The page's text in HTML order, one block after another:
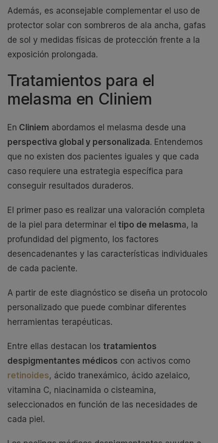
Además, es aconsejable complementar el uso de
protector solar con sombreros de ala ancha, gafas
de sol y medidas físicas de protección frente a la
exposición prolongada.
Tratamientos para el
melasma en Cliniem
En Cliniem abordamos el melasma desde una
perspectiva global y personalizada. Entendemos
que no existen dos pacientes iguales y que cada
caso requiere una estrategia específica para
conseguir resultados duraderos.
El primer paso es realizar una valoración completa
de la piel para determinar el tipo de melasma, la
profundidad del pigmento, los factores
desencadenantes y las características individuales
de cada paciente.
A partir de este diagnóstico se diseña un protocolo
personalizado que puede combinar diferentes
herramientas terapéuticas.
Entre ellas destacan los tratamientos
despigmentantes médicos con activos como
retinoides, ácido tranexámico, ácido azelaico,
vitamina C, niacinamida o cisteamina,
seleccionados en función de las necesidades de
cada piel.